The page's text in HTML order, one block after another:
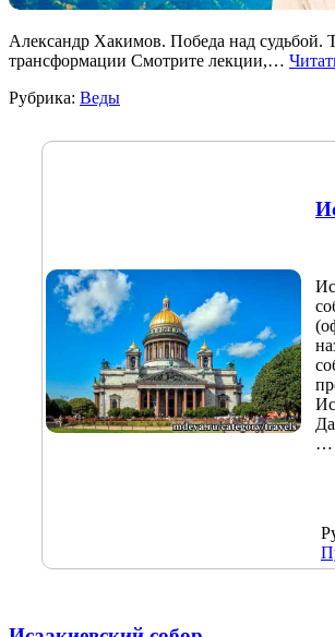
Александр Хакимов. Победа над судьбой.
трансформации Смотрите лекции,…
Рубрика: Веды
…